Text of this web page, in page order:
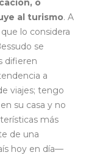
o
al turismo. A
lo considera
se
difieren
a
viajes; tengo
su casa y no
más
de una
hoy en día—